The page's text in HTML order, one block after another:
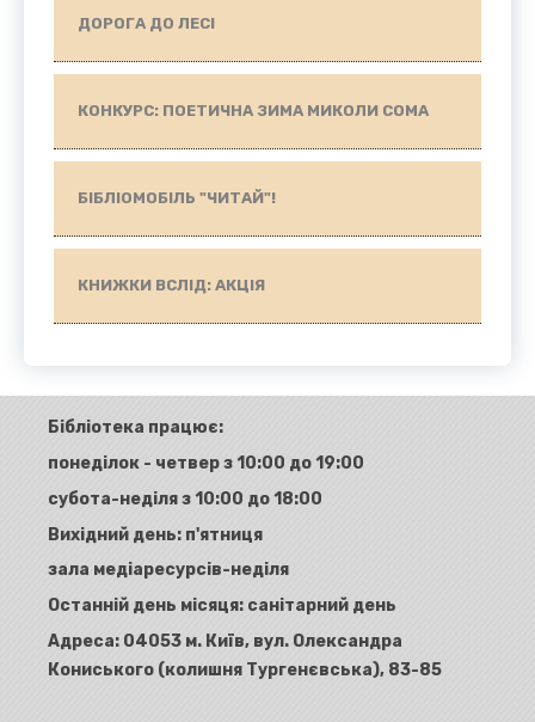
ДОРОГА ДО ЛЕСІ
КОНКУРС: ПОЕТИЧНА ЗИМА МИКОЛИ СОМА
БІБЛІОМОБІЛЬ "ЧИТАЙ"!
КНИЖКИ ВСЛІД: АКЦІЯ
Бібліотека працює:
понеділок - четвер з 10:00 до 19:00
субота-неділя з 10:00 до 18:00
Вихідний день: п'ятниця
зала медіаресурсів-неділя
Останній день місяця: санітарний день
Адреса: 04053 м. Київ, вул. Олександра
Кониського (колишня Тургенєвська), 83-85